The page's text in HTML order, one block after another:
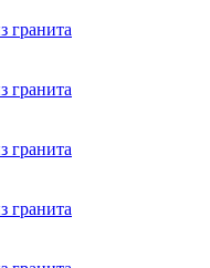
гранита
гранита
гранита
гранита